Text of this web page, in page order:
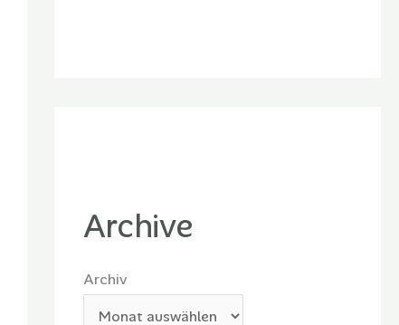
Archive
Archiv